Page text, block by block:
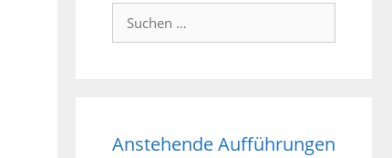
Suchen
Anstehende Aufführungen